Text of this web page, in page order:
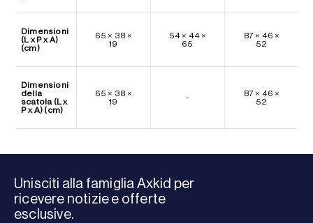
Dimensioni
(L x P x A)
(cm)
65 × 38 ×
19
54 × 44 ×
65
87 × 46 ×
52
Dimensioni
della
scatola (L x
P x A) (cm)
65 × 38 ×
19
-
87 × 46 ×
52
Unisciti alla famiglia Axkid per
ricevere notizie e offerte
esclusive.